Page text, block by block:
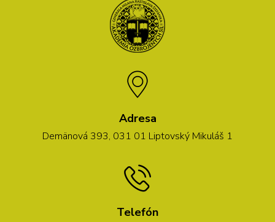
Adresa
Demänová 393, 031 01 Liptovský Mikuláš 1
Telefón